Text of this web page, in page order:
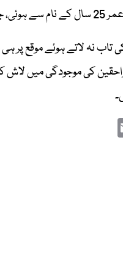
ماریں۔
نہ لاتے ہوئے موقع پر
کی موجودگی میں